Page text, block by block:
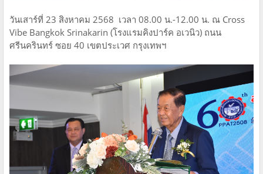
วันเสาร์ที่ 23 สิงหาคม ​2568​ ​ เวลา​ 08.00 น.​-12.00 น. ณ Cross
Vibe Bangkok Srinakarin (โรงแรมคิงปาร์ค​ อเวนิว)​ ถนน
ศรีนครินทร์​ ซอย 40 ​เขตประเวศ​ กรุงเทพฯ